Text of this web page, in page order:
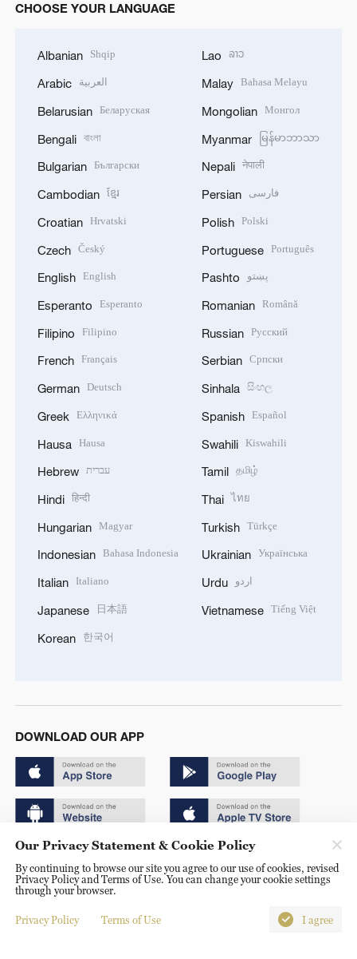
CHOOSE YOUR LANGUAGE
Albanian Shqip
Arabic العربية
Belarusian Беларуская
Bengali বাংলা
Bulgarian Български
Cambodian ខ្មែរ
Croatian Hrvatski
Czech Český
English English
Esperanto Esperanto
Filipino Filipino
French Français
German Deutsch
Greek Ελληνικά
Hausa Hausa
Hebrew עברית
Hindi हिन्दी
Hungarian Magyar
Indonesian Bahasa Indonesia
Italian Italiano
Japanese 日本語
Korean 한국어
Lao ລາວ
Malay Bahasa Melayu
Mongolian Монгол
Myanmar မြန်မာဘာသာ
Nepali नेपाली
Persian فارسی
Polish Polski
Portuguese Português
Pashto پښتو
Romanian Română
Russian Русский
Serbian Српски
Sinhala සිංහල
Spanish Español
Swahili Kiswahili
Tamil தமிழ்
Thai ไทย
Turkish Türkçe
Ukrainian Українська
Urdu اردو
Vietnamese Tiếng Việt
DOWNLOAD OUR APP
Copyright © 2024 CGTN.
京ICP备20000184号
Our Privacy Statement & Cookie Policy
By continuing to browse our site you agree to our use of cookies, revised
Privacy Policy and Terms of Use. You can change your cookie settings
through your browser.
Privacy Policy Terms of Use I agree